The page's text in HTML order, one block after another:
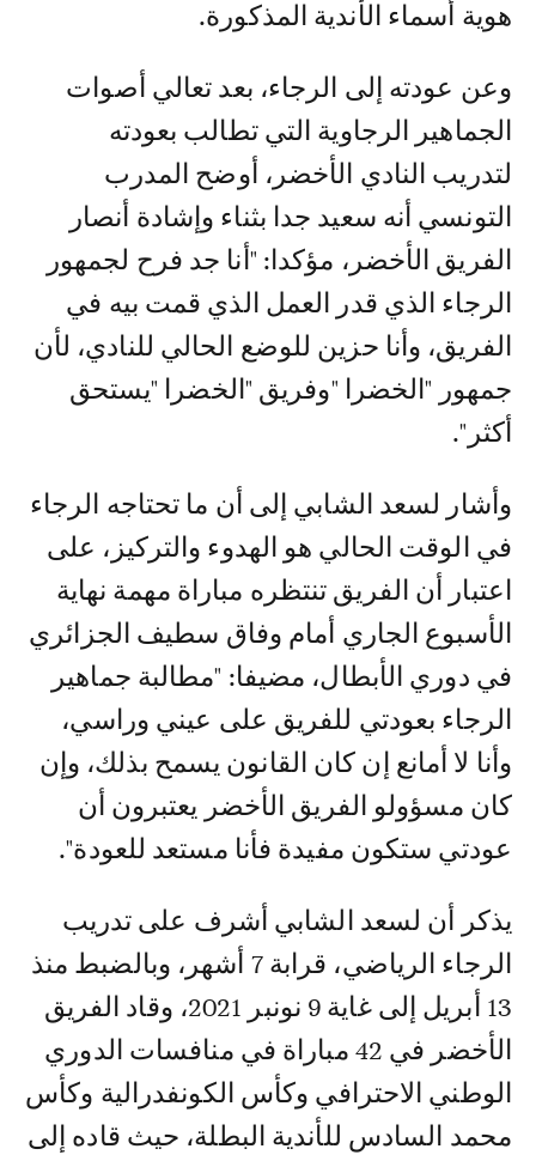
هوية أسماء الأندية المذكورة.
وعن عودته إلى الرجاء، بعد تعالي أصوات
الجماهير الرجاوية التي تطالب بعودته
لتدريب النادي الأخضر، أوضح المدرب
التونسي أنه سعيد جدا بثناء وإشادة أنصار
الفريق الأخضر، مؤكدا: "أنا جد فرح لجمهور
الرجاء الذي قدر العمل الذي قمت بيه في
الفريق، وأنا حزين للوضع الحالي للنادي، لأن
جمهور "الخضرا "وفريق "الخضرا "يستحق
أكثر".
وأشار لسعد الشابي إلى أن ما تحتاجه الرجاء
في الوقت الحالي هو الهدوء والتركيز، على
اعتبار أن الفريق تنتظره مباراة مهمة نهاية
الأسبوع الجاري أمام وفاق سطيف الجزائري
في دوري الأبطال، مضيفا: "مطالبة جماهير
الرجاء بعودتي للفريق على عيني وراسي،
وأنا لا أمانع إن كان القانون يسمح بذلك، وإن
كان مسؤولو الفريق الأخضر يعتبرون أن
عودتي ستكون مفيدة فأنا مستعد للعودة".
يذكر أن لسعد الشابي أشرف على تدريب
الرجاء الرياضي، قرابة 7 أشهر، وبالضبط منذ
13 أبريل إلى غاية 9 نونبر 2021، وقاد الفريق
الأخضر في 42 مباراة في منافسات الدوري
الوطني الاحترافي وكأس الكونفدرالية وكأس
محمد السادس للأندية البطلة، حيث قاده إلى